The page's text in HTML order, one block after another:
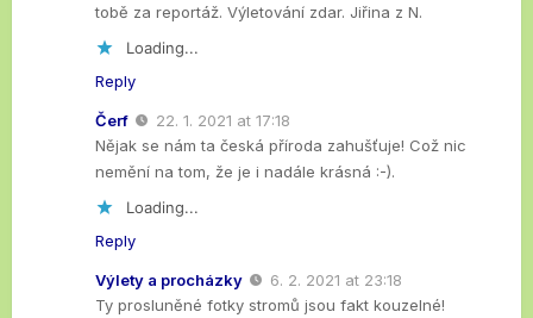
tobě za reportáž. Výletování zdar. Jiřina z N.
Loading...
Reply
Čerf
22. 1. 2021 at 17:18
Nějak se nám ta česká příroda zahušťuje! Což nic
nemění na tom, že je i nadále krásná :-).
Loading...
Reply
Výlety a procházky
6. 2. 2021 at 23:18
Ty prosluněné fotky stromů jsou fakt kouzelné!